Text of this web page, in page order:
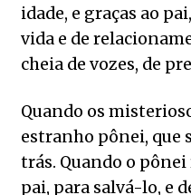
idade, e graças ao
vida e de
cheia de vozes, de
Quando os
estranho pônei, que
trás. Quando o
pai, para salvá-lo, e